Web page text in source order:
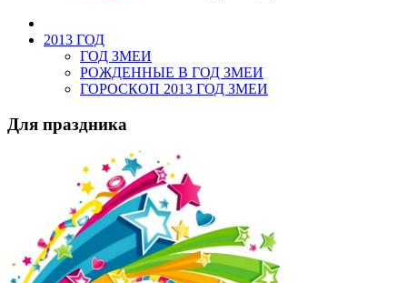
2013 ГОД
ГОД ЗМЕИ
РОЖДЕННЫЕ В ГОД ЗМЕИ
ГОРОСКОП 2013 ГОД ЗМЕИ
Для праздника